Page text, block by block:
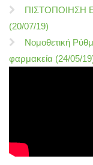
ΠΙΣΤΟΠΟΙΗΣΗ
(20/07/19)
Νομοθετική
φαρμακεία (24/05/